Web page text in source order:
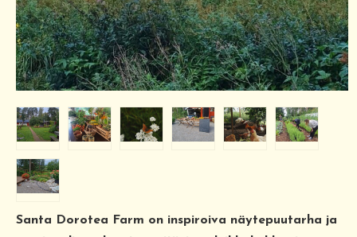
Santa Dorotea Farm on inspiroiva näytepuutarha ja